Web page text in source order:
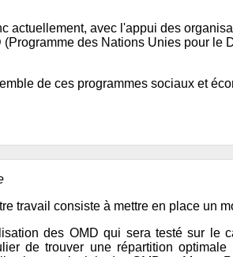
actuellement, avec l'appui des
(Programme des Nations Unies pour le
de ces programmes sociaux et
travail consiste à mettre en place un
des OMD qui sera testé sur le
de trouver une répartition optimale